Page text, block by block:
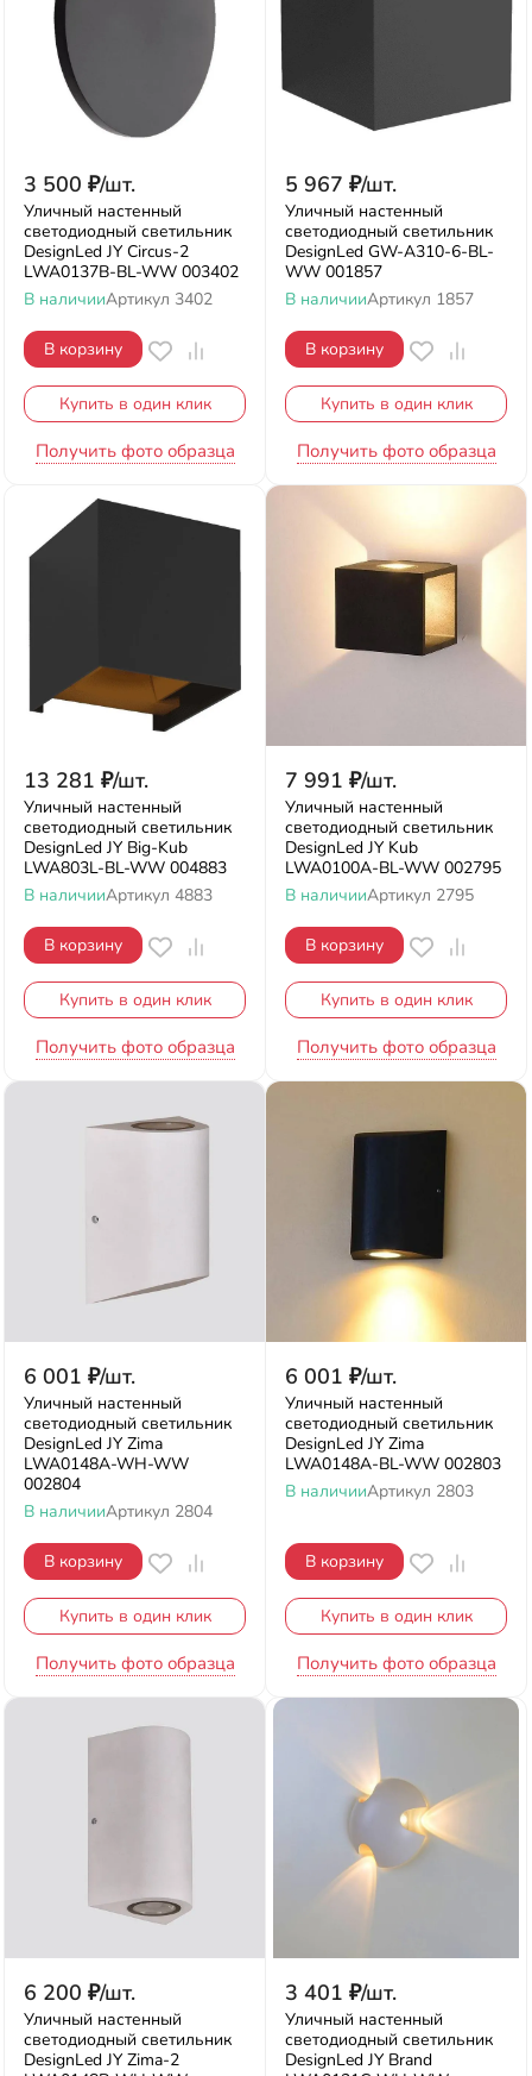
3 500 ₽/шт.
Уличный настенный
светодиодный светильник
DesignLed JY Circus-2
LWA0137B-BL-WW 003402
В наличииАртикул 3402
В корзину
Купить в один клик
Получить фото образца
5 967 ₽/шт.
Уличный настенный
светодиодный светильник
DesignLed GW-A310-6-BL-
WW 001857
В наличииАртикул 1857
В корзину
Купить в один клик
Получить фото образца
13 281 ₽/шт.
Уличный настенный
светодиодный светильник
DesignLed JY Big-Kub
LWA803L-BL-WW 004883
В наличииАртикул 4883
В корзину
Купить в один клик
Получить фото образца
7 991 ₽/шт.
Уличный настенный
светодиодный светильник
DesignLed JY Kub
LWA0100A-BL-WW 002795
В наличииАртикул 2795
В корзину
Купить в один клик
Получить фото образца
6 001 ₽/шт.
Уличный настенный
светодиодный светильник
DesignLed JY Zima
LWA0148A-WH-WW
002804
В наличииАртикул 2804
В корзину
Купить в один клик
Получить фото образца
6 001 ₽/шт.
Уличный настенный
светодиодный светильник
DesignLed JY Zima
LWA0148A-BL-WW 002803
В наличииАртикул 2803
В корзину
Купить в один клик
Получить фото образца
6 200 ₽/шт.
Уличный настенный
светодиодный светильник
DesignLed JY Zima-2
3 401 ₽/шт.
Уличный настенный
светодиодный светильник
DesignLed JY Brand